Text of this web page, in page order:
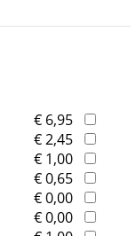
€ 6,95
€ 2,45
€ 1,00
€ 0,65
€ 0,00
€ 0,00